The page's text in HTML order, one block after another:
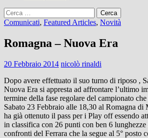
Ricerca
per:
Comunicati, Featured Articles, Novità
Romagna – Nuova Era
20 Febbraio 2014 nicolò rinaldi
Dopo avere effettuato il suo turno di riposo ,
Nuova Era si appresta ad affrontare l’ultimo
termine della fase regolare del campionato
Sabato 23 Febbraio alle 18,30 al Romagna di
ha già ottenuto il pass per i Play off essendo
in classifica con 26 punti con ben 6
confronti del Ferrara che la segue al 5° posto